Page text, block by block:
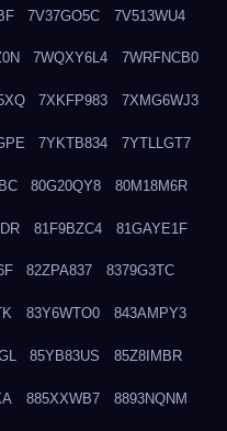
7V37GO5C 7V513WU4
7WQXY6L4 7WRFNCB0
7XKFP983 7XMG6WJ3
7YKTB834 7YTLLGT7
80G20QY8 80M18M6R
81F9BZC4 81GAYE1F
82ZPA837 8379G3TC
83Y6WTO0 843AMPY3
85YB83US 85Z8IMBR
885XXWB7 8893NQNM